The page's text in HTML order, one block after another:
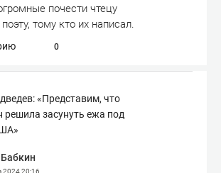
почести чтецу
тому кто их написал.
0
«Представим, что
решила засунуть ежа под
202420:16